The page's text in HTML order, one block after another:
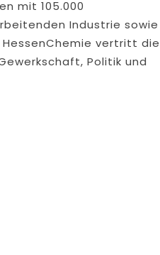
mit 105.000
Industrie sowie
vertritt die
Politik und